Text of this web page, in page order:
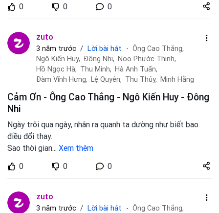
0
0 0
Share
zuto.vn
zuto
3 năm trước Lời bài hát
Ông Cao Thắng,
Ngô Kiến Huy, Đông Nhi, Noo Phước Thịnh,
Hồ Ngọc Hà, Thu Minh, Hà Anh Tuấn,
Đàm Vĩnh Hưng, Lệ Quyên, Thu Thủy, Minh Hằng
Cảm Ơn - Ông Cao Thắng - Ngô Kiến Huy - Đông
Nhi
Ngày trôi qua ngày, nhận ra quanh ta dường như biết bao
điều đổi thay.
Sao thời gian... Xem thêm
0
0 0
Share
zuto.vn
zuto
3 năm trước Lời bài hát
Ông Cao Thắng,